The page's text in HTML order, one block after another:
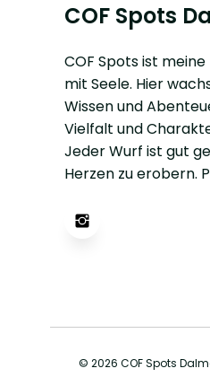
COF Spots
COF Spots ist
mit Seele. Hier
Wissen und
Vielfalt und
Jeder Wurf ist gut
Herzen zu erobern.
© 2026 COF Spots